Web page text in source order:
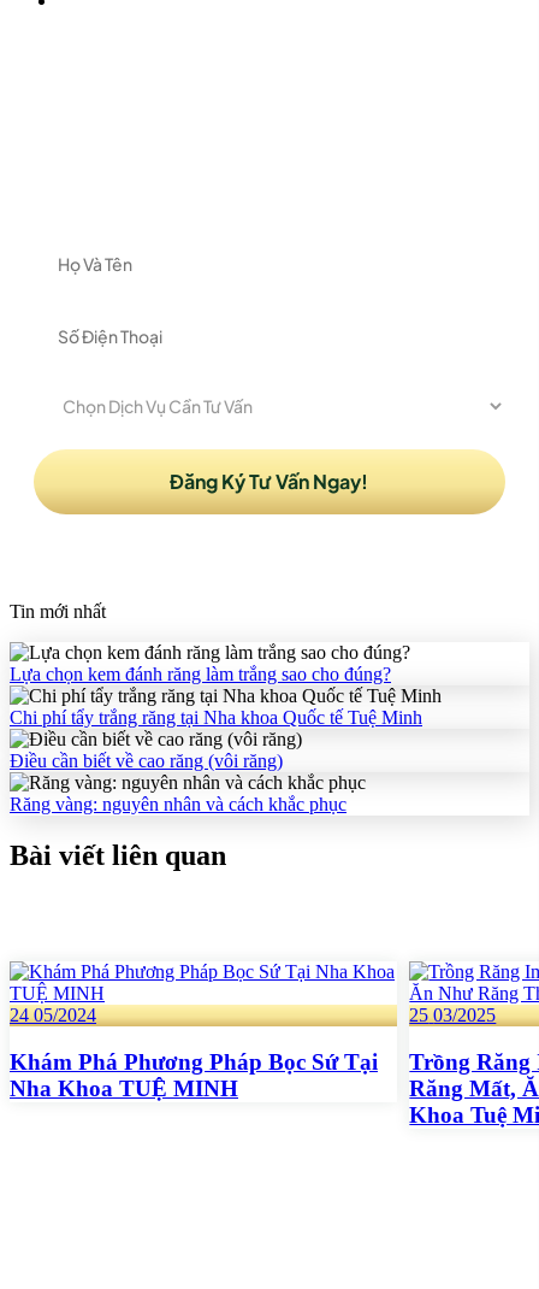
Tin mới nhất
Lựa chọn kem đánh răng làm trắng sao cho đúng?
Chi phí tẩy trắng răng tại Nha khoa Quốc tế Tuệ Minh
Điều cần biết về cao răng (vôi răng)
Răng vàng: nguyên nhân và cách khắc phục
Bài viết liên quan
24 05/2024
Khám Phá Phương Pháp Bọc Sứ Tại
Nha Khoa TUỆ MINH
25 03/2025
Trồng Răng
Răng Mất,
Khoa Tuệ